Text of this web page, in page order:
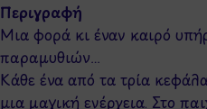
Περιγραφή
Μια φορά κι έναν καιρό
παραμυθιών…
Κάθε ένα από τα τρία
μια μαγική ενέργεια. Στο